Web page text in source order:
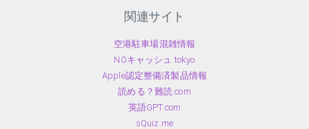
関連サイト
空港駐車場混雑情報
NOキャッシュ.tokyo
Apple認定整備済製品情報
読める？難読.com
英語GPT.com
sQuiz.me